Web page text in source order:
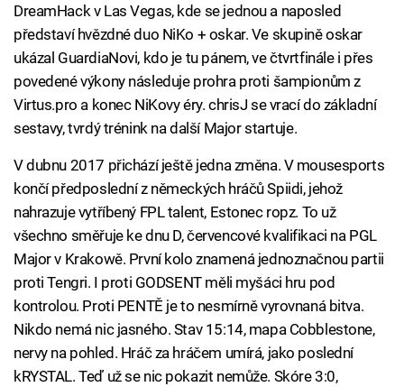
DreamHack v Las Vegas, kde se jednou a naposled
představí hvězdné duo NiKo + oskar. Ve skupině oskar
ukázal GuardiaNovi, kdo je tu pánem, ve čtvrtfinále i přes
povedené výkony následuje prohra proti šampionům z
Virtus.pro a konec NiKovy éry. chrisJ se vrací do základní
sestavy, tvrdý trénink na další Major startuje.
V dubnu 2017 přichází ještě jedna změna. V mousesports
končí předposlední z německých hráčů Spiidi, jehož
nahrazuje vytříbený FPL talent, Estonec ropz. To už
všechno směřuje ke dnu D, červencové kvalifikaci na PGL
Major v Krakowě. První kolo znamená jednoznačnou partii
proti Tengri. I proti GODSENT měli myšáci hru pod
kontrolou. Proti PENTĚ je to nesmírně vyrovnaná bitva.
Nikdo nemá nic jasného. Stav 15:14, mapa Cobblestone,
nervy na pohled. Hráč za hráčem umírá, jako poslední
kRYSTAL. Teď už se nic pokazit nemůže. Skóre 3:0,